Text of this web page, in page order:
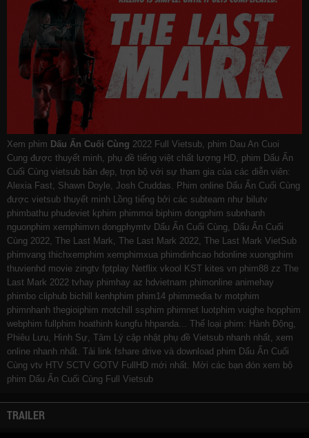
Xem phim Dấu Ấn Cuối Cùng 2022 Full Vietsub, phim Dau An Cuoi
Cung được thuyết minh, phụ đề tiếng việt chất lượng HD, phim Dấu Ấn
Cuối Cùng vietsub bản đẹp, trọn bộ với sự tham gia của các diễn viên:
Alexia Fast, Shawn Doyle, Josh Cruddas. Phim online Dấu Ấn Cuối Cùng
được vietsub thuyết minh Lồng tiếng bởi các subteam như bilutv
phimbathu phudeviet kphim phimmoi biphim dongphim subnhanh
nguonphim xemphimvn dongphymtv Dấu Ấn Cuối Cùng, Dấu Ấn Cuối
Cùng 2022, The Last Mark, The Last Mark 2022, The Last Mark VietSub
phimvang thichxemphim xemphimxua phimdinhcao hdonline xuongphim
thuvienhd movie zingtv fptplay Netflix vkool KST kites vn phim88 zz The
Last Mark 2022 tvhay phimhay az hdvietnam phimonline animehay
phimbo cliphub bichill kenhphim phim14 phimmedia tv motphim
phimnhanh thegioiphim motchill ssphim phimnet luotphim vuighe hopphim
webphim fullphim hoathinh kungfu hhpanda ... Thể loại phim: Hành Động,
Phiêu Lưu, Hình Sự, Tâm Lý cập nhật phụ đề Vietsub nhanh nhất, xem
online nhanh nhất. Tải link fshare drive và download phim Dấu Ấn Cuối
Cùng vtv HTV SCTV GOTV FullHD mới nhất. Mời các bạn đón xem bộ
phim Dấu Ấn Cuối Cùng Full Vietsub
TRAILER